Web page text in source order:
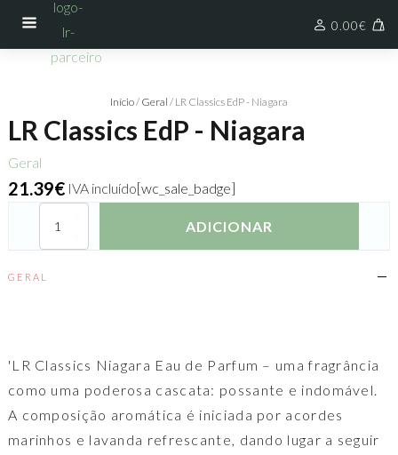
0.00€
Início/ Geral / LR Classics EdP - Niagara
LR Classics EdP - Niagara
Geral
21.39€IVA incluído[wc_sale_badge]
Quantidade
Classics
ADICIONAR
GERAL
'LR Classics Niagara Eau de Parfum – uma fragrância
como uma poderosa cascata: possante e indomável.
A composição aromática é iniciada por acordes
marinhos e lavanda refrescante, dando lugar a seguir